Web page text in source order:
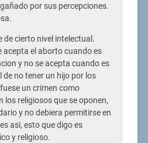
por sus percepciones.
de cierto nivel intelectual.
acepta el aborto cuando es
y no se acepta cuando es
no tener un hijo por los
un crimen como
los religiosos que se oponen,
y no debiera permitirse en
asi, esto que digo es
y religioso.